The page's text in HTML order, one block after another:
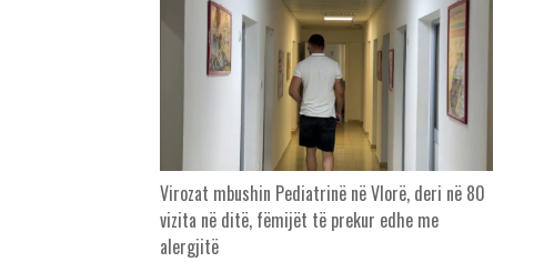
Virozat mbushin Pediatrinë në Vlorë, deri në 80
vizita në ditë, fëmijët të prekur edhe me
alergjitë